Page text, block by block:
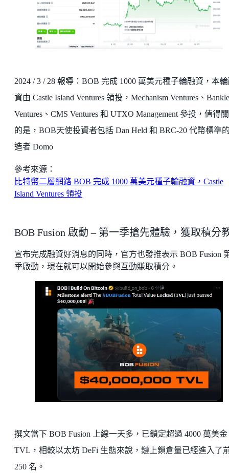
2024 / 3 / 28 報導：BOB 完成 1000 萬美元種子輪融資，本
資由 Castle Island Ventures 領投，Mechanism Ventures、
Ventures、CMS Ventures 和 UTXO Management 參投，值得
的是，BOB天使投資者包括 Dan Held 和 BRC-20 代幣標準
造者 Domo
參考來源：
比特幣二層網路 BOB 完成 1000 萬美元種子輪融資，Castle
Island Ventures 領投
BOB Fusion 啟動 – 第一季搶先體驗，獲取積分
宣布完成融資好消息的同時，官方也發推表示 BOB Fusion
季啟動，現在就可以開始參與互動賺取積分。
撰文當下 BOB Fusion 上線一天多，已鎖定超過 4000 萬美金
TVL，相較以太坊 DeFi 生態來說，鏈上鎖倉量已經進入了
250 名。